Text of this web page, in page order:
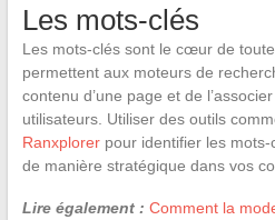
Les mots-clés
Les mots-clés sont le cœur de
permettent aux moteurs de
contenu d’une page et de
utilisateurs. Utiliser des outils
Ranxplorerpour identifier les mots-
de manière stratégique dans vos
Lire également : Comment la